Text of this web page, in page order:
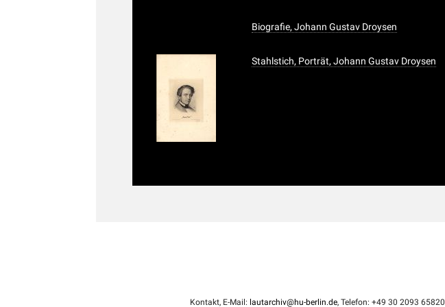
Biografie, Johann Gustav Droysen
Stahlstich, Porträt, Johann Gustav Droysen
Kontakt, E-Mail: lautarchiv@hu-berlin.de, Telefon: +49 30 2093 65820